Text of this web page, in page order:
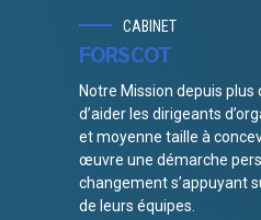
CABINET
FORSCOT
Notre Mission depuis plus
d’aider les dirigeants
et moyenne taille à
œuvre une démarche
changement s’appuyant
de leurs équipes.